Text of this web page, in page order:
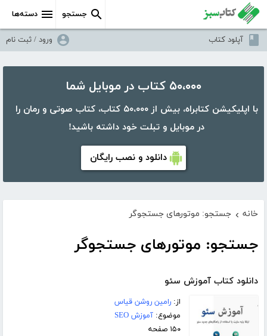
دسته‌ها جستجو
آپلود کتاب ورود / ثبت نام
۵۰،۰۰۰ کتاب در موبایل شما
با اپلیکیشن کتابراه، بیش از ۵۰،۰۰۰ کتاب، کتاب صوتی و رمان را
در موبایل و تبلت خود داشته باشید!
دانلود و نصب رایگان
خانه › جستجو: موتورهای جستجوگر
جستجو: موتورهای جستجوگر
دانلود کتاب آموزش سئو
از:رامین روشن قیاس
موضوع:آموزش SEO
۱۵۰ صفحه